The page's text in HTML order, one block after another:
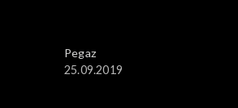
Pegaz
25.09.2019